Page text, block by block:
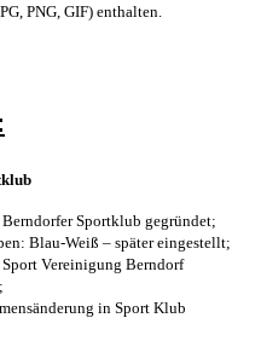
PNG, GIF) enthalten.
Berndorfer Sportklub gegründet;
Blau-Weiß – später eingestellt;
Sport Vereinigung Berndorf
in Sport Klub